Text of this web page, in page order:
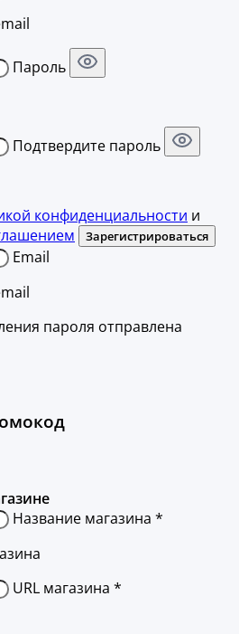
Пароль
Подтвердите пароль
конфиденциальности и
Зарегистрироваться
Email
пароля отправлена
Название магазина *
URL магазина *